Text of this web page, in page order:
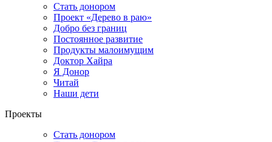
Стать донором
Проект «Дерево в раю»
Добро без границ
Постоянное развитие
Продукты малоимущим
Доктор Хайра
Я Донор
Читай
Наши дети
Проекты
Стать донором